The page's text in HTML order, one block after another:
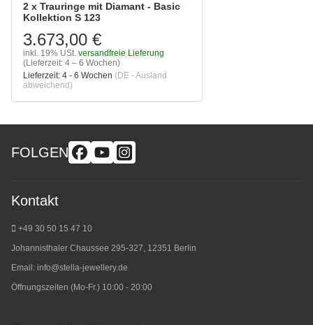
2 x Trauringe mit Diamant - Basic
Kollektion S 123
3.673,00 €
inkl. 19% USt. versandfreie Lieferung
(Lieferzeit: 4 – 6 Wochen)
Lieferzeit: 4 - 6 Wochen (DE - Ausland
abweichend)
FOLGEN
Kontakt
+49 30 50 15 47 10
Johannisthaler Chaussee 295-327, 12351 Berlin
Email: info@stella-jewellery.de
Öffnungszeiten (Mo-Fr.) 10:00 - 20:00